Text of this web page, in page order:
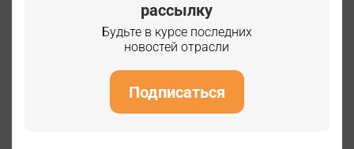
рассылку
Будьте в курсе последних
новостей отрасли
Подписаться